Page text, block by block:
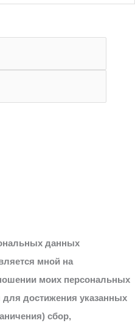
данных
мной на
моих персональных
достижения указанных
сбор,